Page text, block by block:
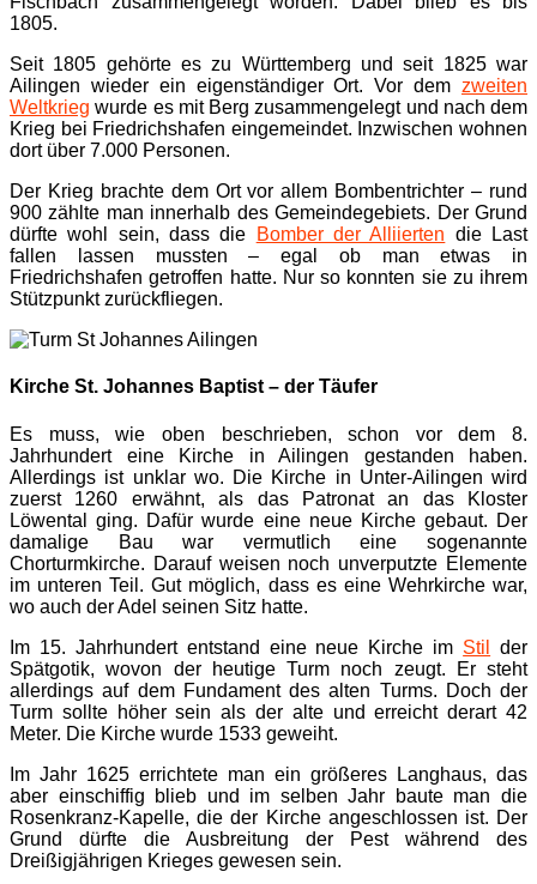
1805.
Seit 1805 gehörte es zu Württemberg und seit 1825 war
Ailingen wieder ein eigenständiger Ort. Vor dem zweiten
Weltkrieg wurde es mit Berg zusammengelegt und nach dem
Krieg bei Friedrichshafen eingemeindet. Inzwischen wohnen
dort über 7.000 Personen.
Der Krieg brachte dem Ort vor allem Bombentrichter – rund
900 zählte man innerhalb des Gemeindegebiets. Der Grund
dürfte wohl sein, dass die
Bomber der Alliierten die Last
fallen lassen mussten – egal ob man etwas in
Friedrichshafen getroffen hatte. Nur so konnten sie zu ihrem
Stützpunkt zurückfliegen.
Kirche St. Johannes Baptist – der Täufer
Es muss, wie oben beschrieben, schon vor dem 8.
Jahrhundert eine Kirche in Ailingen gestanden haben.
Allerdings ist unklar wo. Die Kirche in Unter-Ailingen wird
zuerst 1260 erwähnt, als das Patronat an das Kloster
Löwental ging. Dafür wurde eine neue Kirche gebaut. Der
damalige Bau war vermutlich eine sogenannte
Chorturmkirche. Darauf weisen noch unverputzte Elemente
im unteren Teil. Gut möglich, dass es eine Wehrkirche war,
wo auch der Adel seinen Sitz hatte.
Im 15. Jahrhundert entstand eine neue Kirche im Stil
der
Spätgotik, wovon der heutige Turm noch zeugt. Er steht
allerdings auf dem Fundament des alten Turms. Doch der
Turm sollte höher sein als der alte und erreicht derart 42
Meter. Die Kirche wurde 1533 geweiht.
Im Jahr 1625 errichtete man ein größeres Langhaus, das
aber einschiffig blieb und im selben Jahr baute man die
Rosenkranz-Kapelle, die der Kirche angeschlossen ist. Der
Grund dürfte die Ausbreitung der Pest während des
Dreißigjährigen Krieges gewesen sein.